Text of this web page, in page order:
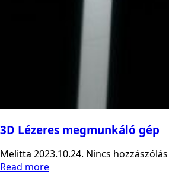
3D Lézeres megmunkáló gép
Melitta 2023.10.24. Nincs hozzászólás
Read more